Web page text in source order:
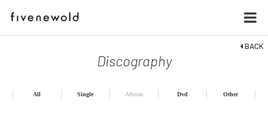
Discography
BACK
All Single Album Dvd Other